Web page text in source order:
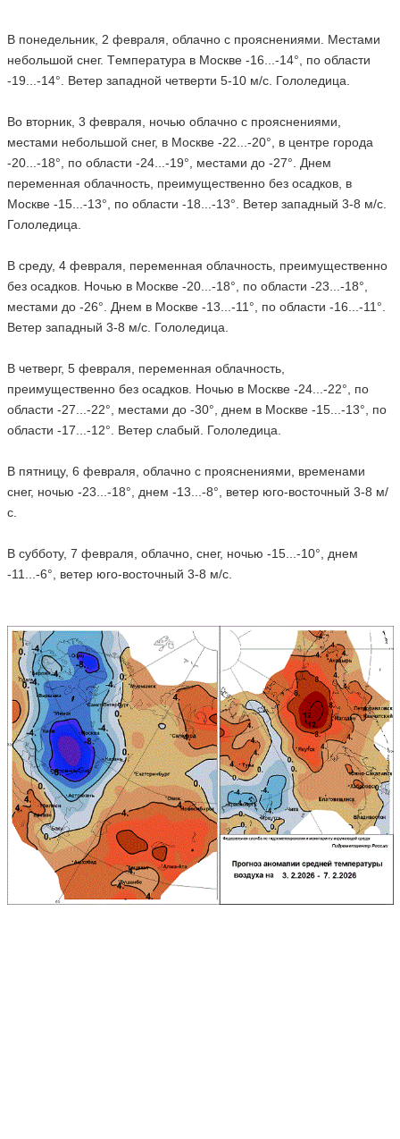
В понедельник, 2 февраля, облачно с прояснениями. Местами
небольшой снег. Tемпература в Москве -16...-14°, по области
-19...-14°. Ветер западной четверти 5-10 м/с. Гололедица.
Во вторник, 3 февраля, ночью облачно с прояснениями,
местами небольшой снег, в Москве -22...-20°, в центре города
-20...-18°, по области -24...-19°, местами до -27°. Днем
переменная облачность, преимущественно без осадков, в
Москве -15...-13°, по области -18...-13°. Ветер западный 3-8 м/с.
Гололедица.
В среду, 4 февраля, переменная облачность, преимущественно
без осадков. Ночью в Москве -20...-18°, по области -23...-18°,
местами до -26°. Днем в Москве -13...-11°, по области -16...-11°.
Ветер западный 3-8 м/с. Гололедица.
В четверг, 5 февраля, переменная облачность,
преимущественно без осадков. Ночью в Москве -24...-22°, по
области -27...-22°, местами до -30°, днем в Москве -15...-13°, по
области -17...-12°. Ветер слабый. Гололедица.
В пятницу, 6 февраля, облачно с прояснениями, временами
снег, ночью -23...-18°, днем -13...-8°, ветер юго-восточный 3-8 м/
с.
В субботу, 7 февраля, облачно, снег, ночью -15...-10°, днем
-11...-6°, ветер юго-восточный 3-8 м/с.